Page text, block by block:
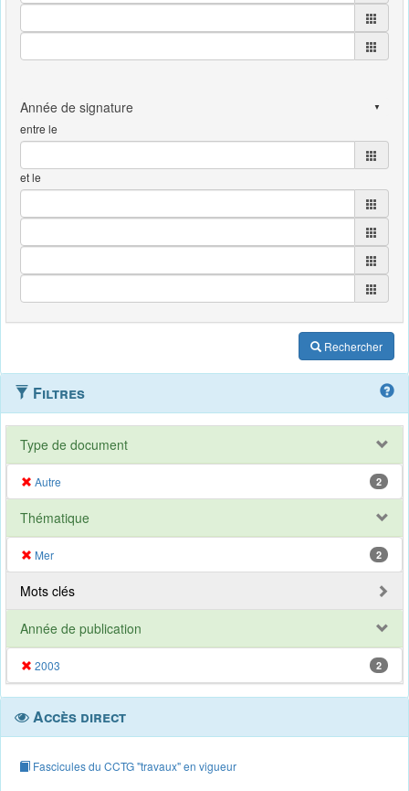
entre le
et le
Rechercher
Filtres
Type de document
Autre 2
Thématique
Mer 2
Mots clés
Année de publication
2003 2
Accès direct
Fascicules du CCTG "travaux" en vigueur